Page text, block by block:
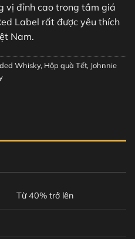
vị đỉnh cao trong tầm giá
Label rất được yêu thích
Nam.
Whisky, Hộp quà Tết, Johnnie
Từ 40% trở lên